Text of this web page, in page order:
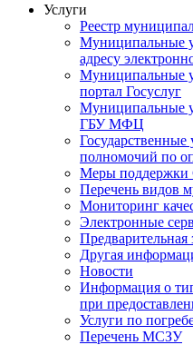
Услуги
Реестр
Муниципальные
адресу
Муниципальные
портал Госуслуг
Муниципальные
ГБУ МФЦ
полномочий по
Меры
Перечень видов
Мониторинг
Электронные
Предварительная
Другая
Новости
Информация о
при
Услуги по
Перечень МСЗУ